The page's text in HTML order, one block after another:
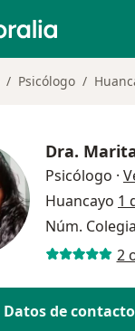
Psicólogo
Dra.
Psicólogo ·
Huancayo 1
Núm.
2
Datos de contacto